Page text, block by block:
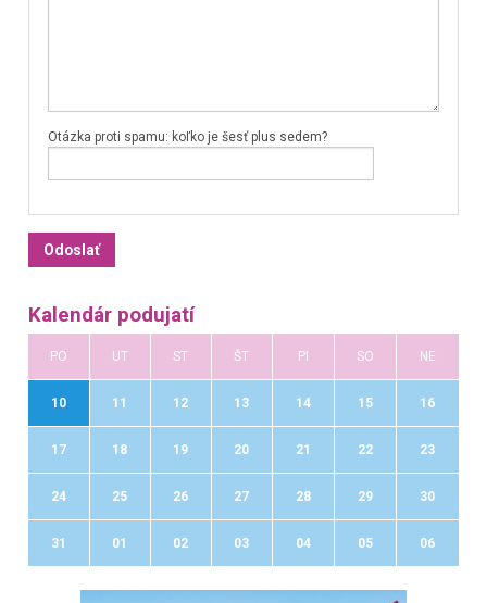
Otázka proti spamu: koľko je šesť plus sedem?
Kalendár podujatí
PO UT ST ŠT PI SO NE
10 11 12 13 14 15 16
17 18 19 20 21 22 23
24 25 26 27 28 29 30
31 01 02 03 04 05 06